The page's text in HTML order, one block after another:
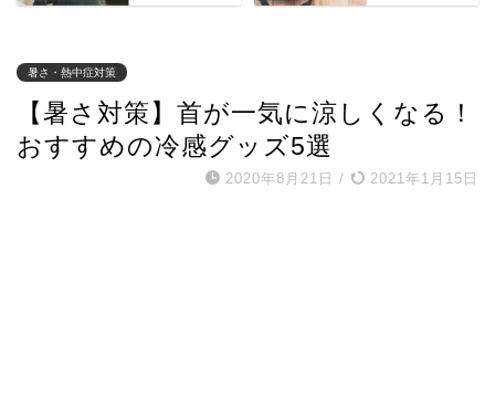
暑さ・熱中症対策
【暑さ対策】首が一気に涼しくなる！
おすすめの冷感グッズ5選
2020年8月21日 / 2021年1月15日